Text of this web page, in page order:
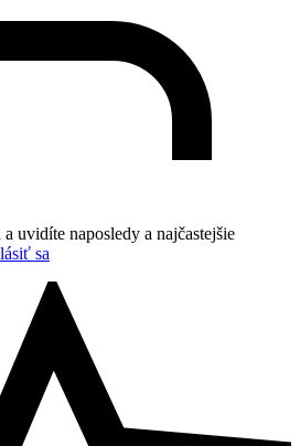
a uvidíte naposledy a najčastejšie
sa